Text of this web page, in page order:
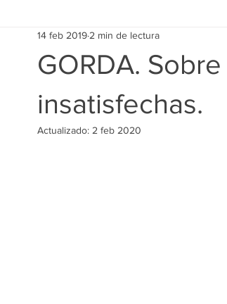
Depresión Síndrome Decisión
GORDA.
insatisfechas.
14 feb 2019 2 min de lectura
Actualizado: 2 feb 2020